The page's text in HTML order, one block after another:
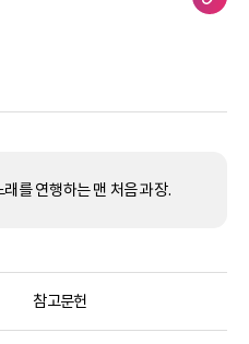
를 연행하는 맨 처음 과장.
참고문헌